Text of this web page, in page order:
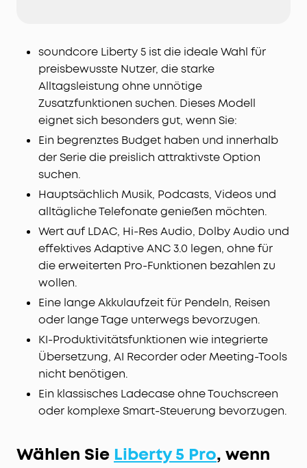
Ausgeglichener & detailreicher Klang: Dank
Wollpapier-Treibern, bassverstärkender Röhren,
LDAC und Hi-Res Audio werden feinste
Klangnuancen sowie satte, ausgewogene Höhen
und Bässe wiedergegeben.
KI-Telefonate mit 6 Mikrofonen:
Diese Earbuds sind
mit sechs Mikrofonen, KI-Geräuschunterdrückung
und einem windbeständigen Algorithmus
ausgestattet, sodass natürlich klingende
Gespräche möglich sind.
Schnelles Laden, lange Laufzeit:Im Normal-Modus
bieten die Earbuds mit 1x Laden bis zu 12h, mit
dem Case bis zu 48h Spielzeit. Mit ANC sind es 8h
und 32h mit Case. 10Min.Schnellladen = 5h.
soundcore Liberty 5 ist die ideale Wahl für
preisbewusste Nutzer, die starke
Alltagsleistung ohne unnötige
Zusatzfunktionen suchen. Dieses Modell
eignet sich besonders gut, wenn Sie:
Ein begrenztes Budget haben und innerhalb
der Serie die preislich attraktivste Option
suchen.
Hauptsächlich Musik, Podcasts, Videos und
alltägliche Telefonate genießen möchten.
Wert auf LDAC, Hi-Res Audio, Dolby Audio und
effektives Adaptive ANC 3.0 legen, ohne für
die erweiterten Pro-Funktionen bezahlen zu
wollen.
Eine lange Akkulaufzeit für Pendeln, Reisen
oder lange Tage unterwegs bevorzugen.
KI-Produktivitätsfunktionen wie integrierte
Übersetzung, AI Recorder oder Meeting-Tools
nicht benötigen.
Ein klassisches Ladecase ohne Touchscreen
oder komplexe Smart-Steuerung bevorzugen.
Wählen Sie Liberty 5 Pro, wenn